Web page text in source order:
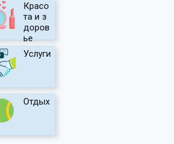
Красо
та и з
доров
ье
Услуги
Отдых